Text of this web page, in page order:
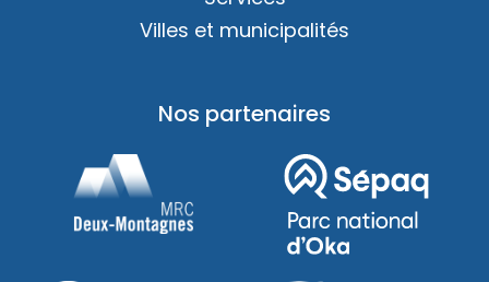
Villes et municipalités
Nos partenaires